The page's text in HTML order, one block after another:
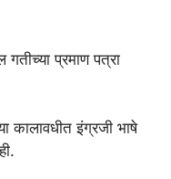
गतीच्या प्रमाण पत्रा
कालावधीत इंग्रजी भाषे